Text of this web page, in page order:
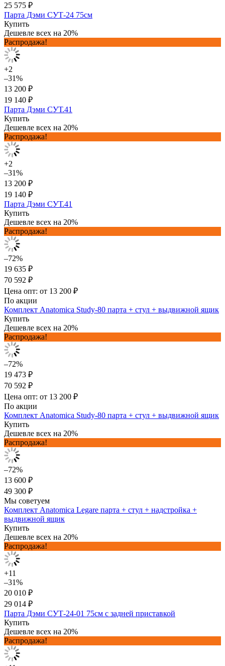
25 575 ₽
Парта Дэми СУТ-24 75см
Купить
Дешевле всех на 20%
Распродажа!
+2
–31%
13 200 ₽
19 140 ₽
Парта Дэми СУТ.41
Купить
Дешевле всех на 20%
Распродажа!
+2
–31%
13 200 ₽
19 140 ₽
Парта Дэми СУТ.41
Купить
Дешевле всех на 20%
Распродажа!
–72%
19 635 ₽
70 592 ₽
Цена опт: от 13 200 ₽
По акции
Комплект Anatomica Study-80 парта + стул + выдвижной ящик
Купить
Дешевле всех на 20%
Распродажа!
–72%
19 473 ₽
70 592 ₽
Цена опт: от 13 200 ₽
По акции
Комплект Anatomica Study-80 парта + стул + выдвижной ящик
Купить
Дешевле всех на 20%
Распродажа!
–72%
13 600 ₽
49 300 ₽
Мы советуем
Комплект Anatomica Legare парта + стул + надстройка +
выдвижной ящик
Купить
Дешевле всех на 20%
Распродажа!
+11
–31%
20 010 ₽
29 014 ₽
Парта Дэми СУТ-24-01 75см с задней приставкой
Купить
Дешевле всех на 20%
Распродажа!